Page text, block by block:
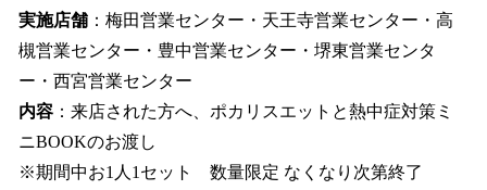
実施店舗 ：梅田営業センター・天王寺営業センター・高
槻営業センター・豊中営業センター・堺東営業センタ
ー・西宮営業センター
内容 ：来店された方へ、ポカリスエットと熱中症対策ミ
ニBOOKのお渡し
※期間中お1人1セット 数量限定 なくなり次第終了